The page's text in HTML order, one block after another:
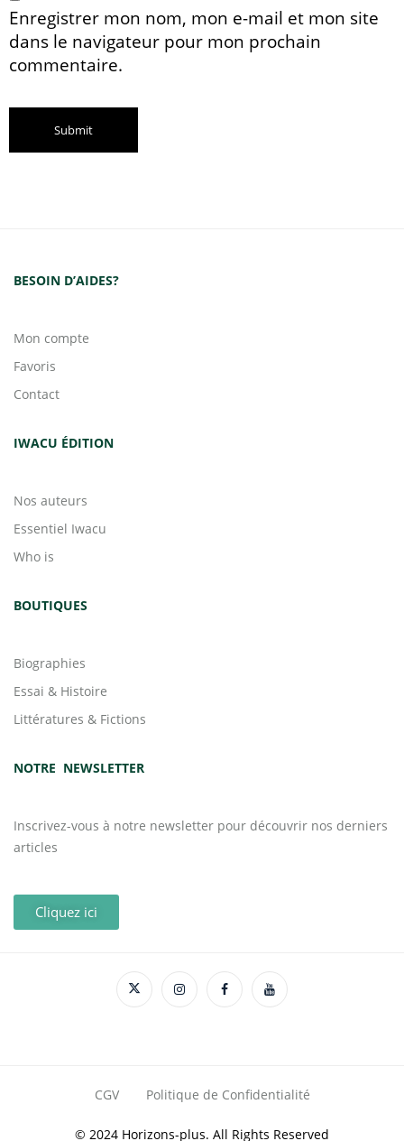
Enregistrer mon nom, mon e-mail et mon site
dans le navigateur pour mon prochain
commentaire.
BESOIN D’AIDES?
Mon compte
Favoris
Contact
IWACU ÉDITION
Nos auteurs
Essentiel Iwacu
Who is
BOUTIQUES
Biographies
Essai & Histoire
Littératures & Fictions
NOTRE NEWSLETTER
Inscrivez-vous à notre newsletter pour découvrir nos derniers
articles
Cliquez ici
CGV Politique de Confidentialité
© 2024 Horizons-plus. All Rights Reserved